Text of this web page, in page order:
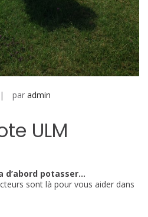
par admin
ULM
d’abord potasser…
sont là pour vous aider dans